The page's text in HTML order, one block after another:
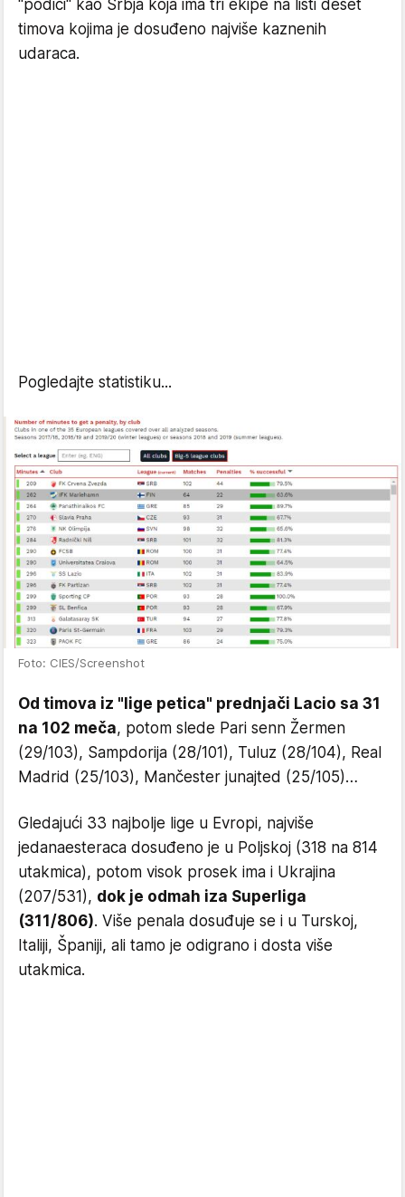
"podiči" kao Srbja koja ima tri ekipe na listi deset
timova kojima je dosuđeno najviše kaznenih
udaraca.
Pogledajte statistiku...
Foto: CIES/Screenshot
Od timova iz "lige petica" prednjači Lacio sa 31
na 102 meča, potom slede Pari senn Žermen
(29/103), Sampdorija (28/101), Tuluz (28/104), Real
Madrid (25/103), Mančester junajted (25/105)…
Gledajući 33 najbolje lige u Evropi, najviše
jedanaesteraca dosuđeno je u Poljskoj (318 na 814
utakmica), potom visok prosek ima i Ukrajina
(207/531), dok je odmah iza Superliga
(311/806). Više penala dosuđuje se i u Turskoj,
Italiji, Španiji, ali tamo je odigrano i dosta više
utakmica.